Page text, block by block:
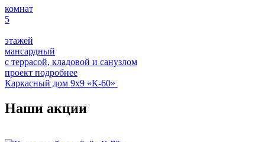
комнат
5
этажей
мансардный
с террасой, кладовой и санузлом
проект подробнее
Каркасный дом 9х9 «К-60»
Наши акции